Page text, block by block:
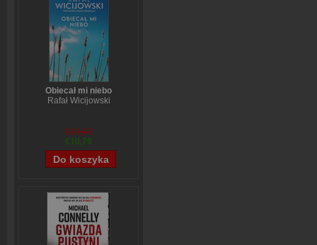
Obiecał mi niebo
Rafał Wicijowski
€13,43
€10,79